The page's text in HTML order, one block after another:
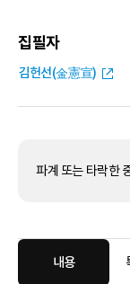
집필자
김헌선(金憲宣)
파계 또는 타락한
내용